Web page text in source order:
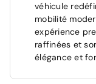
véhicule
mobilité
expérience
raffinées et
élégance et